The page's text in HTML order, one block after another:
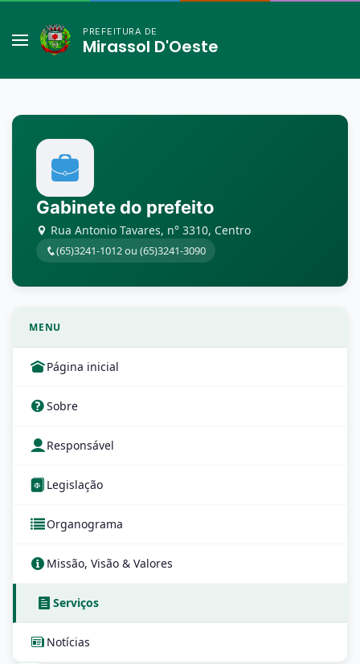
PREFEITURA DE
Mirassol D'Oeste
Gabinete do prefeito
Rua Antonio Tavares, n° 3310, Centro
(65)3241-1012 ou (65)3241-3090
MENU
Página inicial
Sobre
Responsável
Legislação
Organograma
Missão, Visão & Valores
Serviços
Notícias